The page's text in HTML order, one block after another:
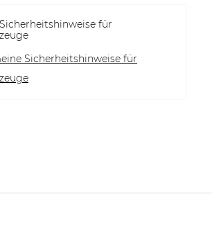
für
Sicherheitshinweise für